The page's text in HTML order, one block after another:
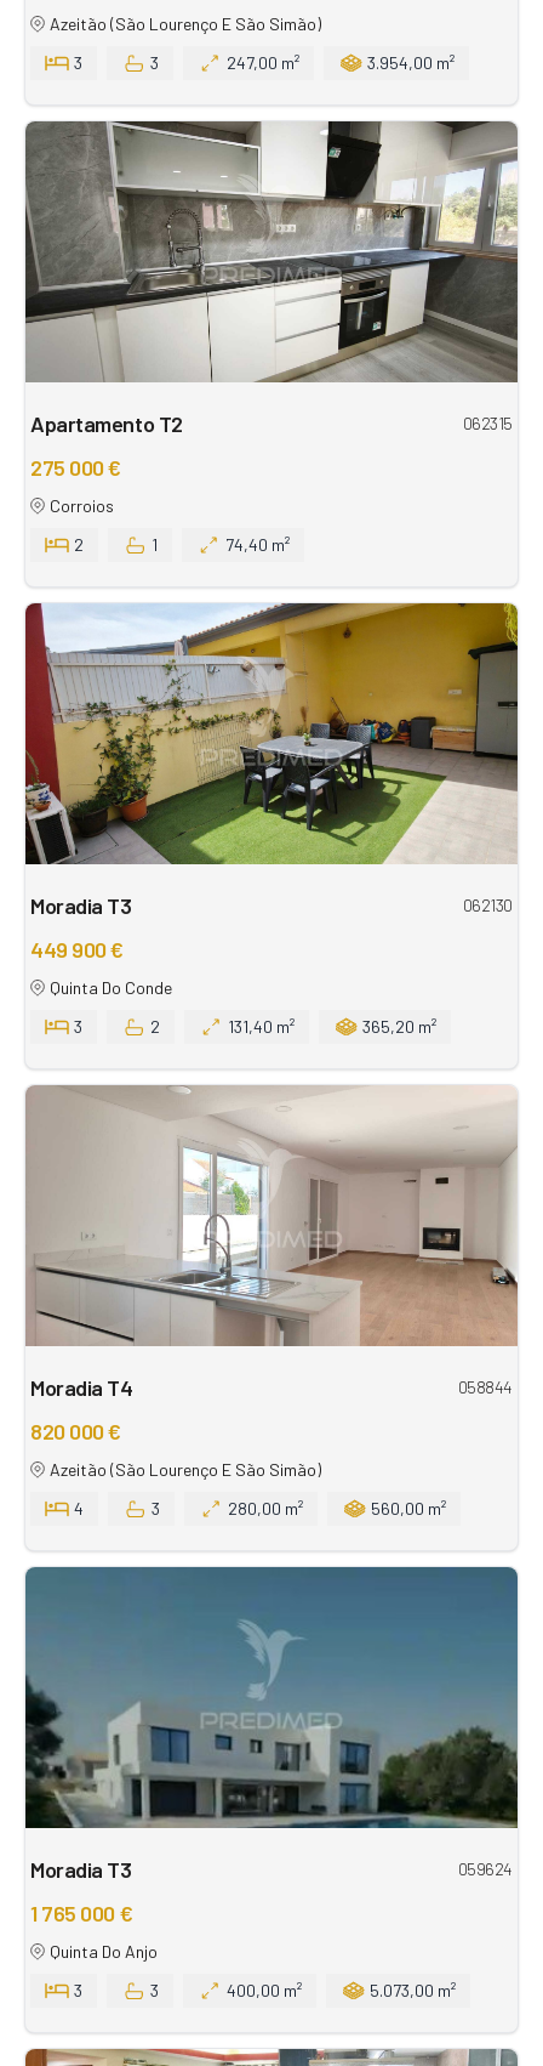
Azeitão (São Lourenço E São Simão)
3
3 247,00 m² 3.954,00 m²
Apartamento T2 062315
275 000 €
Corroios
2
1 74,40 m²
Moradia T3 062130
449 900 €
Quinta Do Conde
3
2 131,40 m² 365,20 m²
Moradia T4 058844
820 000 €
Azeitão (São Lourenço E São Simão)
4
3 280,00 m² 560,00 m²
Moradia T3 059624
1 765 000 €
Quinta Do Anjo
3
3 400,00 m² 5.073,00 m²